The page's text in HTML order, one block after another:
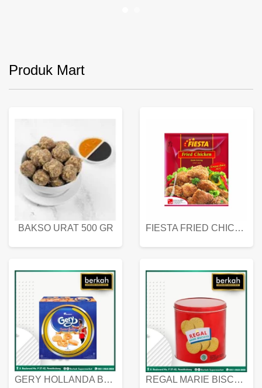
Produk Mart
BAKSO URAT 500 GR FIESTA FRIED CHICKEN 500 GR
GERY HOLLANDA BUTTER COOKIES 450 GRAM REGAL MARIE BISCUIT KALENG 550 GRAM